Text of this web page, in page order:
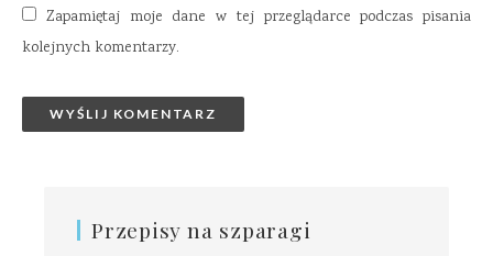
Zapamiętaj moje dane w tej przeglądarce podczas pisania
kolejnych komentarzy.
Przepisy na szparagi